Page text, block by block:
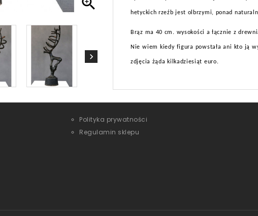
hetyckich rzeźb jest olbrzymi, ponad
Brąz ma 40 cm. wysokości a łącznie z
Nie wiem kiedy figura powstała ani kto ją
zdjęcia żąda kilkadziesiąt euro.
Polityka prywatności
Regulamin sklepu